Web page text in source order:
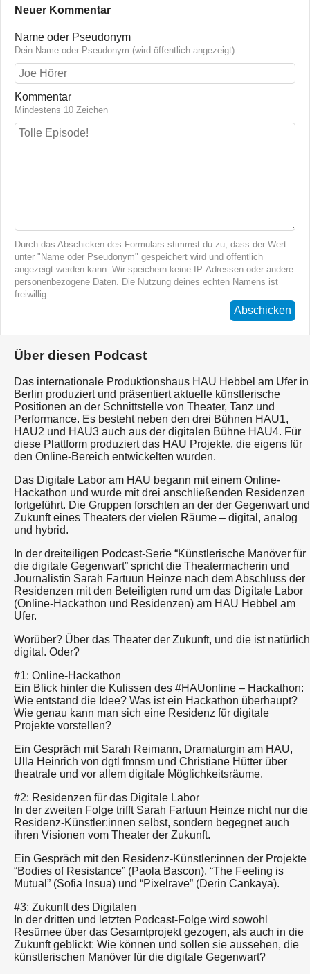
Neuer Kommentar
Name oder Pseudonym
Dein Name oder Pseudonym (wird öffentlich angezeigt)
Kommentar
Mindestens 10 Zeichen
Durch das Abschicken des Formulars stimmst du zu, dass der Wert
unter "Name oder Pseudonym" gespeichert wird und öffentlich
angezeigt werden kann. Wir speichern keine IP-Adressen oder andere
personenbezogene Daten. Die Nutzung deines echten Namens ist
freiwillig.
Abschicken
Über diesen Podcast
Das internationale Produktionshaus HAU Hebbel am Ufer in
Berlin produziert und präsentiert aktuelle künstlerische
Positionen an der Schnittstelle von Theater, Tanz und
Performance. Es besteht neben den drei Bühnen HAU1,
HAU2 und HAU3 auch aus der digitalen Bühne HAU4. Für
diese Plattform produziert das HAU Projekte, die eigens für
den Online-Bereich entwickelten wurden.
Das Digitale Labor am HAU begann mit einem Online-
Hackathon und wurde mit drei anschließenden Residenzen
fortgeführt. Die Gruppen forschten an der der Gegenwart und
Zukunft eines Theaters der vielen Räume – digital, analog
und hybrid.
In der dreiteiligen Podcast-Serie “Künstlerische Manöver für
die digitale Gegenwart” spricht die Theatermacherin und
Journalistin Sarah Fartuun Heinze nach dem Abschluss der
Residenzen mit den Beteiligten rund um das Digitale Labor
(Online-Hackathon und Residenzen) am HAU Hebbel am
Ufer.
Worüber? Über das Theater der Zukunft, und die ist natürlich
digital. Oder?
#1: Online-Hackathon
Ein Blick hinter die Kulissen des #HAUonline – Hackathon:
Wie entstand die Idee? Was ist ein Hackathon überhaupt?
Wie genau kann man sich eine Residenz für digitale
Projekte vorstellen?
Ein Gespräch mit Sarah Reimann, Dramaturgin am HAU,
Ulla Heinrich von dgtl fmnsm und Christiane Hütter über
theatrale und vor allem digitale Möglichkeitsräume.
#2: Residenzen für das Digitale Labor
In der zweiten Folge trifft Sarah Fartuun Heinze nicht nur die
Residenz-Künstler:innen selbst, sondern begegnet auch
ihren Visionen vom Theater der Zukunft.
Ein Gespräch mit den Residenz-Künstler:innen der Projekte
“Bodies of Resistance” (Paola Bascon), “The Feeling is
Mutual” (Sofia Insua) und “Pixelrave” (Derin Cankaya).
#3: Zukunft des Digitalen
In der dritten und letzten Podcast-Folge wird sowohl
Resümee über das Gesamtprojekt gezogen, als auch in die
Zukunft geblickt: Wie können und sollen sie aussehen, die
künstlerischen Manöver für die digitale Gegenwart?